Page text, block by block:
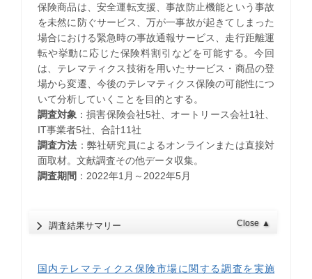
保険商品は、安全運転支援、事故防止機能という事故
を未然に防ぐサービス、万が一事故が起きてしまった
場合における緊急時の事故通報サービス、走行距離運
転や挙動に応じた保険料割引などを可能する。今回
は、テレマティクス技術を用いたサービス・商品の登
場から変遷、今後のテレマティクス保険の可能性につ
いて分析していくことを目的とする。
調査対象 ：損害保険会社5社、オートリース会社1社、
IT事業者5社、合計11社
調査方法 ：弊社研究員によるオンラインまたは直接対
面取材。文献調査その他データ収集。
調査期間 ：2022年1月～2022年5月
調査結果サマリー Close ▲
国内テレマティクス保険市場に関する調査を実施